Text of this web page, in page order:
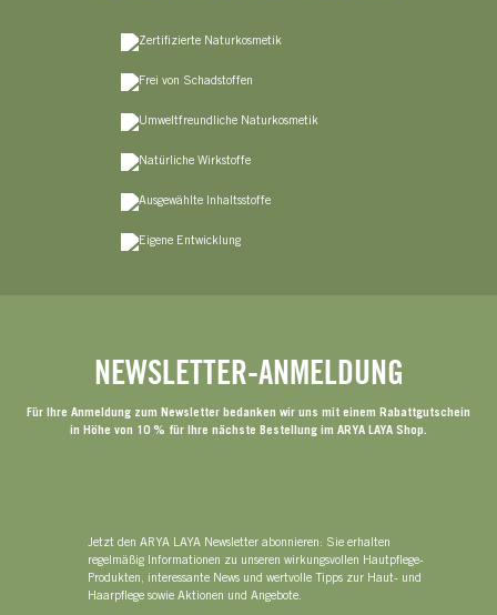
NEWSLETTER-ANMELDUNG
Für Ihre Anmeldung zum Newsletter bedanken wir uns mit einem Rabattgutschein
in Höhe von 10 % für Ihre nächste Bestellung im ARYA LAYA Shop.
Jetzt den ARYA LAYA Newsletter abonnieren: Sie erhalten
regelmäßig Informationen zu unseren wirkungsvollen Hautpflege-
Produkten, interessante News und wertvolle Tipps zur Haut- und
Haarpflege sowie Aktionen und Angebote.